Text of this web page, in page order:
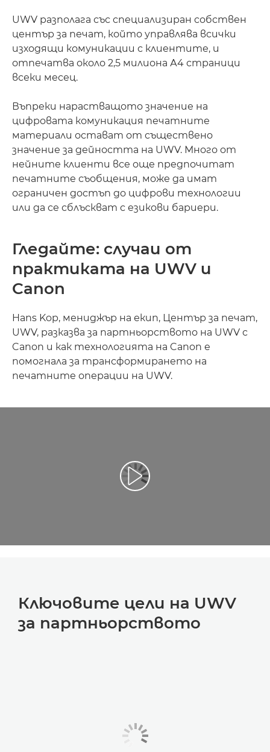
UWV разполага със специализиран собствен
център за печат, който управлява всички
изходящи комуникации с клиентите, и
отпечатва около 2,5 милиона А4 страници
всеки месец.
Въпреки нарастващото значение на
цифровата комуникация печатните
материали остават от съществено
значение за дейността на UWV. Много от
нейните клиенти все още предпочитат
печатните съобщения, може да имат
ограничен достъп до цифрови технологии
или да се сблъскват с езикови бариери.
Гледайте: случаи от
практиката на UWV и
Canon
Hans Kop, мениджър на екип, Център за печат,
UWV, разказва за партньорството на UWV с
Canon и как технологията на Canon е
помогнала за трансформирането на
печатните операции на UWV.
Възпроизведете видео
Ключовите цели на UWV
за партньорството